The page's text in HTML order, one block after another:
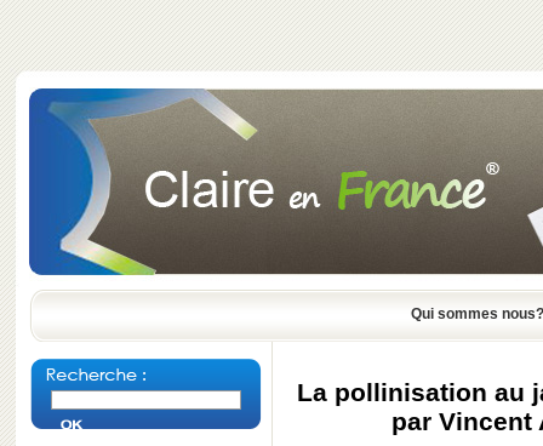
Qui sommes nous?
La pollinisation au
par Vincent